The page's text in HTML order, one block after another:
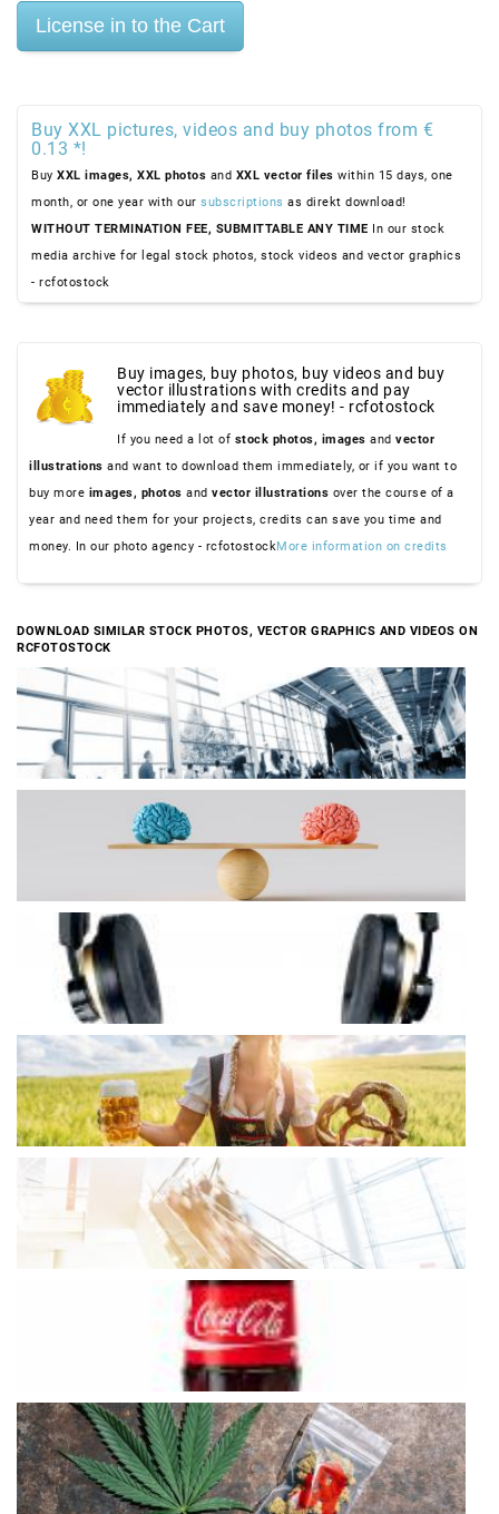
Buy XXL pictures, videos and buy photos from €
0.13 *!
Buy XXL images, XXL photos and XXL vector files within 15 days, one
month, or one year with our subscriptions as direkt download!
WITHOUT TERMINATION FEE, SUBMITTABLE ANY TIME In our stock
media archive for legal stock photos, stock videos and vector graphics
- rcfotostock
Buy images, buy photos, buy videos and buy
vector illustrations with credits and pay
immediately and save money! - rcfotostock
If you need a lot of stock photos, images and vector
illustrations and want to download them immediately, or if you want to
buy more images, photos and vector illustrations over the course of a
year and need them for your projects, credits can save you time and
money. In our photo agency - rcfotostockMore information on credits
DOWNLOAD SIMILAR STOCK PHOTOS, VECTOR GRAPHICS AND VIDEOS ON
RCFOTOSTOCK